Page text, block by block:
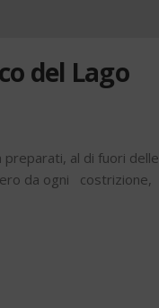
del Lago
al di fuori delle
da ogni costrizione,